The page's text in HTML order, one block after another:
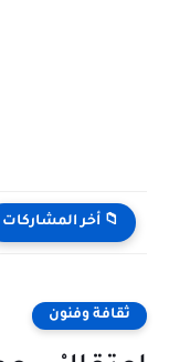
📁 أخر المشاركات
ثقافة وفنون